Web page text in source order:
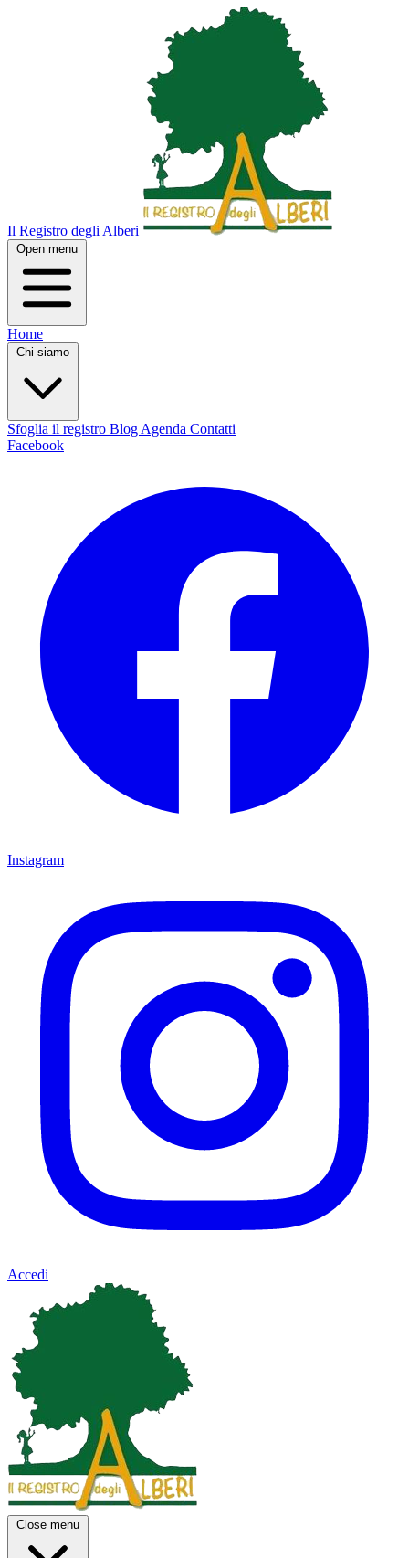
Il Registro degli Alberi
Open menu
Home
Chi siamo
Sfoglia il registro Blog Agenda Contatti
Facebook
Instagram
Accedi
Close menu